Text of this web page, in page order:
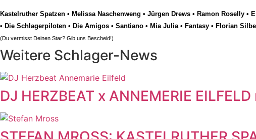
Kastelruther Spatzen • Melissa Naschenweng • Jürgen Drews • Ramon Roselly •
• Die Schlagerpiloten • Die Amigos • Santiano • Mia Julia• Fantasy • Florian
(Du vermisst Deinen Star? Gib uns Bescheid!)
Weitere Schlager-News
DJ HERZBEAT x ANNEMERIE